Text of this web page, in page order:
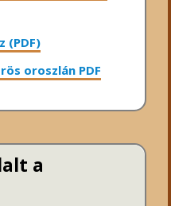
(PDF)
oroszlán PDF
a